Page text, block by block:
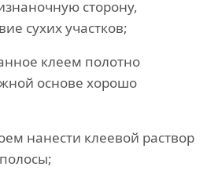
сторону,
сухих участков;
клеем полотно
основе хорошо
нанести клеевой раствор